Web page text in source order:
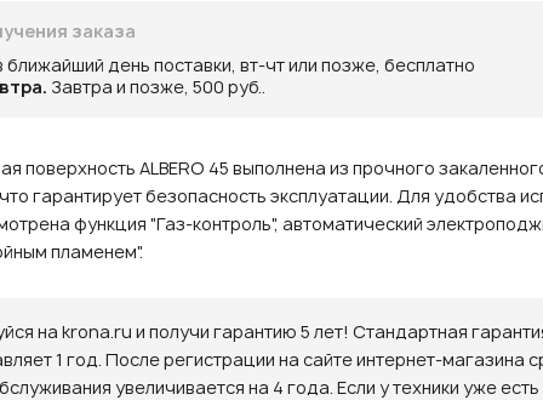
заказа
ближайший день поставки, вт-чт или позже, бесплатно
Завтра и позже, 500 руб..
поверхность ALBERO 45 выполнена из прочного
гарантирует безопасность эксплуатации. Для удобства
функция "Газ-контроль", автоматический
пламенем".
на krona.ru и получи гарантию 5 лет! Стандартная
1 год. После регистрации на сайте интернет-магазина
увеличивается на 4 года. Если у техники уже есть